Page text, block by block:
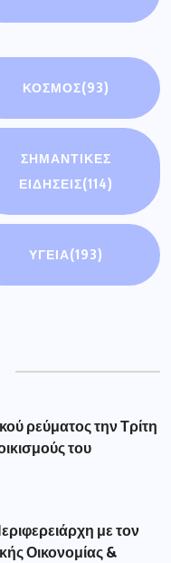
ΚΟΣΜΟΣ(93)
ΣΗΜΑΝΤΙΚΈΣ
ΕΙΔΉΣΕΙΣ(114)
ΥΓΕΙΑ(193)
ρεύματος την Τρίτη
του
με τον
Οικονομίας &